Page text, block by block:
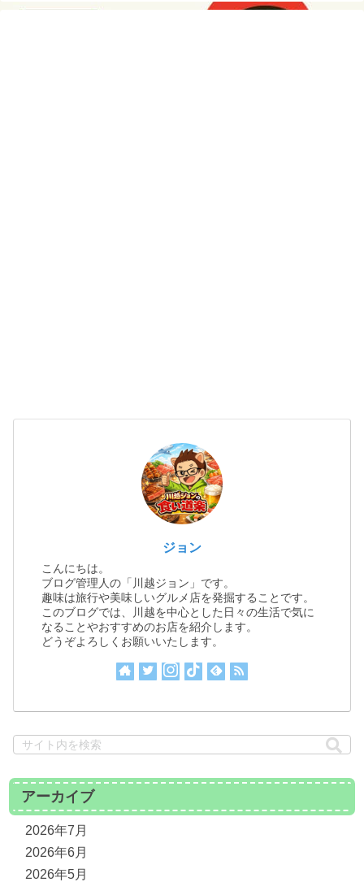
ジョン
こんにちは。
ブログ管理人の「川越ジョン」です。
趣味は旅行や美味しいグルメ店を発掘することです。
このブログでは、川越を中心とした日々の生活で気に
なることやおすすめのお店を紹介します。
どうぞよろしくお願いいたします。
アーカイブ
2026年7月
2026年6月
2026年5月